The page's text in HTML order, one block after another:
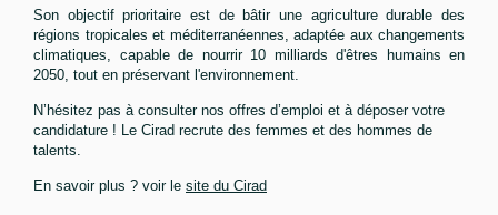
Son objectif prioritaire est de bâtir une agriculture durable des
régions tropicales et méditerranéennes, adaptée aux changements
climatiques, capable de nourrir 10 milliards d'êtres humains en
2050, tout en préservant l'environnement.
N’hésitez pas à consulter nos offres d’emploi et à déposer votre
candidature ! Le Cirad recrute des femmes et des hommes de
talents.
En savoir plus ? voir le site du Cirad